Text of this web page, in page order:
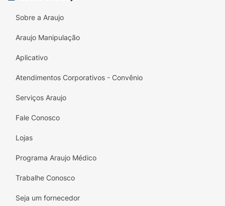
Sobre a Araujo
Araujo Manipulação
Aplicativo
Atendimentos Corporativos - Convênio
Serviços Araujo
Fale Conosco
Lojas
Programa Araujo Médico
Trabalhe Conosco
Seja um fornecedor